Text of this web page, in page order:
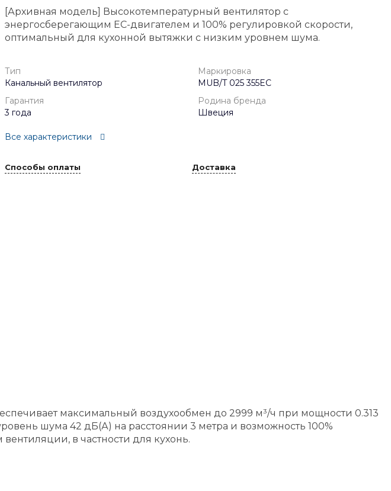
[Архивная модель] Высокотемпературный вентилятор с
энергосберегающим EC-двигателем и 100% регулировкой скорости,
оптимальный для кухонной вытяжки с низким уровнем шума.
Тип
Канальный вентилятор
Маркировка
MUB/T 025 355EC
Гарантия
3 года
Родина бренда
Швеция
Все характеристики
Способы оплаты Доставка
максимальный воздухообмен до 2999 м³/ч при мощности 0.313
шума 42 дБ(А) на расстоянии 3 метра и возможность 100%
в частности для кухонь.